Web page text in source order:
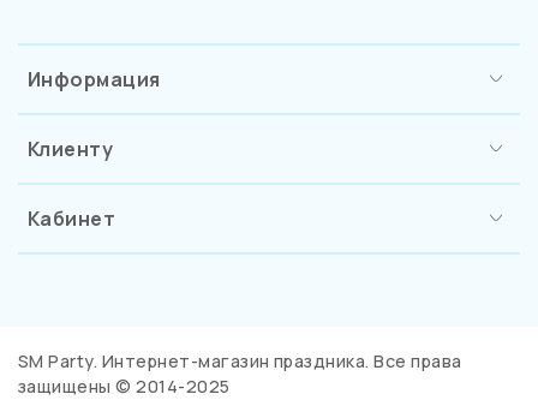
Информация
Клиенту
Кабинет
SM Party. Интернет-магазин праздника. Все права
защищены © 2014-2025